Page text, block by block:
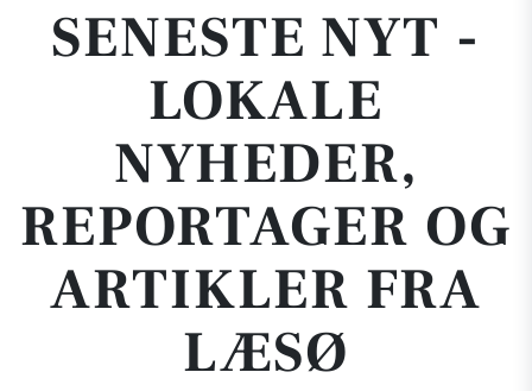
SENESTE NYT -
LOKALE
NYHEDER,
REPORTAGER OG
ARTIKLER FRA
LÆSØ